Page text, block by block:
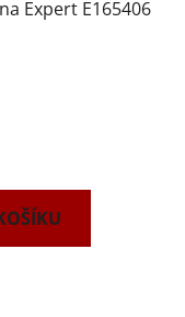
Expert E165406